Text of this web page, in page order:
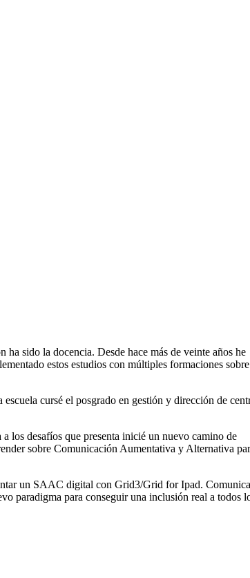
sido la docencia. Desde hace más de veinte años he
estos estudios con múltiples formaciones sobre
cursé el posgrado en gestión y dirección de
los desafíos que presenta inicié un nuevo camino de
sobre Comunicación Aumentativa y Alternativa
un SAAC digital con Grid3/Grid for Ipad.
paradigma para conseguir una inclusión real a todos